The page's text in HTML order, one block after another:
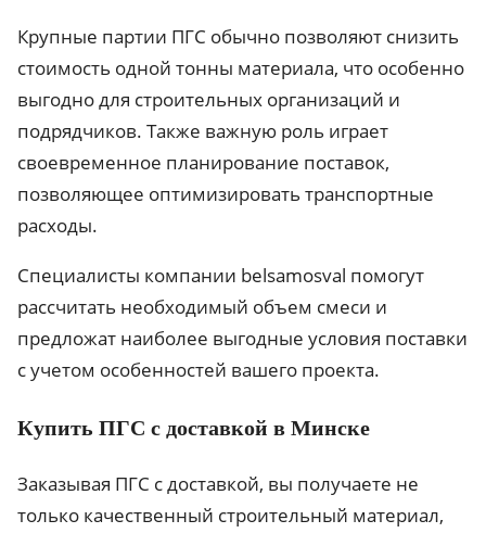
Крупные партии ПГС обычно позволяют снизить
стоимость одной тонны материала, что особенно
выгодно для строительных организаций и
подрядчиков. Также важную роль играет
своевременное планирование поставок,
позволяющее оптимизировать транспортные
расходы.
Специалисты компании belsamosval помогут
рассчитать необходимый объем смеси и
предложат наиболее выгодные условия поставки
с учетом особенностей вашего проекта.
Купить ПГС с доставкой в Минске
Заказывая ПГС с доставкой, вы получаете не
только качественный строительный материал,